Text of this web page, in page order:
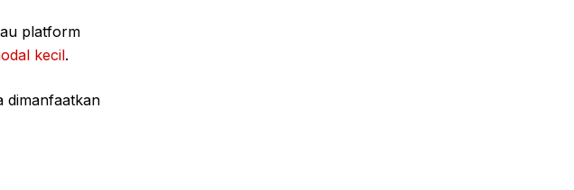
platform
kecil.
dimanfaatkan